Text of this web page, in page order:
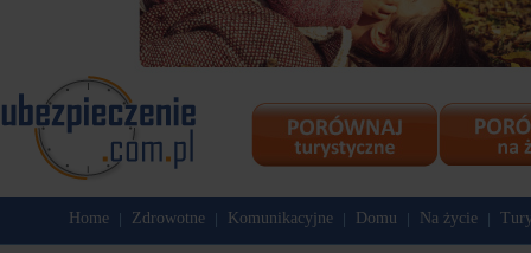
Home Zdrowotne Komunikacyjne Domu Na życie